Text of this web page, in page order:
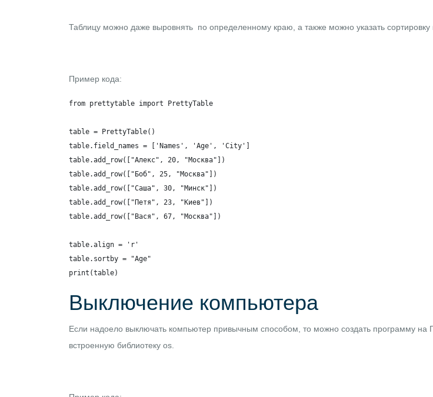
Таблицу можно даже выровнять по определенному краю, а также можно указать
Пример кода:
from prettytable import PrettyTable
table = PrettyTable()
table.field_names = ['Names', 'Age', 'City']
table.add_row(["Алекс", 20, "Москва"])
table.add_row(["Боб", 25, "Москва"])
table.add_row(["Саша", 30, "Минск"])
table.add_row(["Петя", 23, "Киев"])
table.add_row(["Вася", 67, "Москва"])
table.align = 'r'
table.sortby = "Age"
print(table)
Выключение компьютера
Если надоело выключать компьютер привычным способом, то можно создать программу
встроенную библиотеку os.